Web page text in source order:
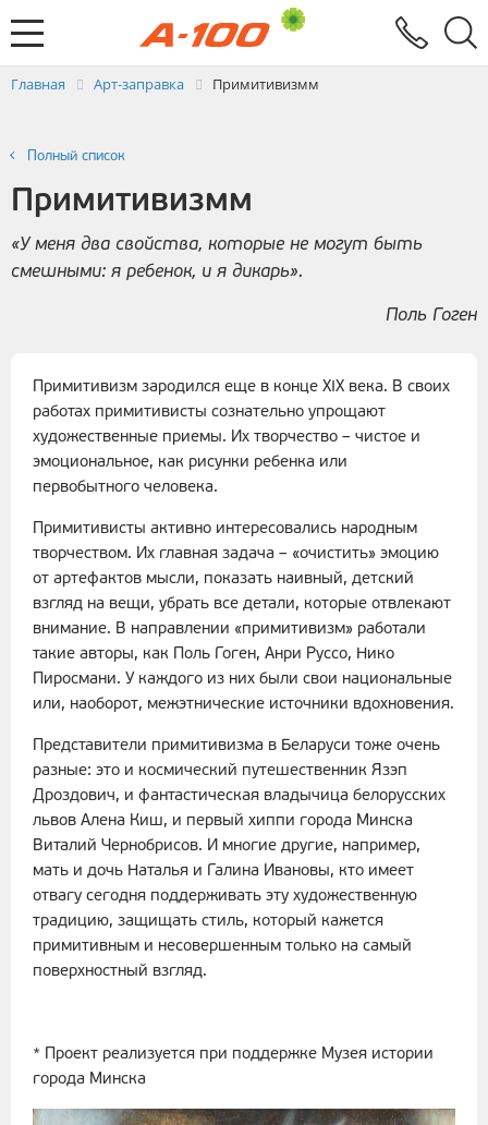
Услуги
Электронный документооборот
Заявка на выставление ЭСЧФ
Главная Арт-заправка Примитивизмм
Полный список
Примитивизмм
«У меня два свойства, которые не могут быть
смешными: я ребенок, и я дикарь».
Поль Гоген
Примитивизм зародился еще в конце XIX века. В своих
работах примитивисты сознательно упрощают
художественные приемы. Их творчество – чистое и
эмоциональное, как рисунки ребенка или
первобытного человека.
Примитивисты активно интересовались народным
творчеством. Их главная задача – «очистить» эмоцию
от артефактов мысли, показать наивный, детский
взгляд на вещи, убрать все детали, которые отвлекают
внимание. В направлении «примитивизм» работали
такие авторы, как Поль Гоген, Анри Руссо, Нико
Пиросмани. У каждого из них были свои национальные
или, наоборот, межэтнические источники вдохновения.
Представители примитивизма в Беларуси тоже очень
разные: это и космический путешественник Язэп
Дроздович, и фантастическая владычица белорусских
львов Алена Киш, и первый хиппи города Минска
Виталий Чернобрисов. И многие другие, например,
мать и дочь Наталья и Галина Ивановы, кто имеет
отвагу сегодня поддерживать эту художественную
традицию, защищать стиль, который кажется
примитивным и несовершенным только на самый
поверхностный взгляд.
* Проект реализуется при поддержке Музея истории
города Минска